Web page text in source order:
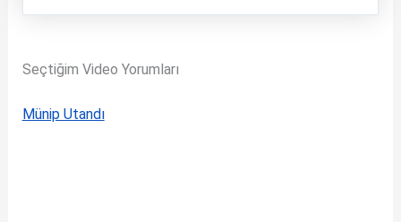
Seçtiğim Video Yorumları
Münip Utandı